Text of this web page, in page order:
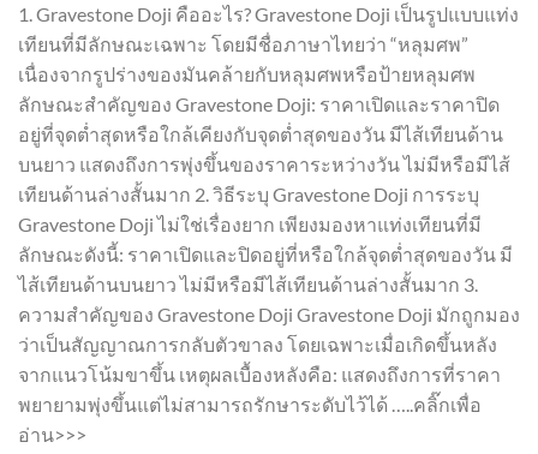
1. Gravestone Doji คืออะไร? Gravestone Doji เป็นรูปแบบแท่ง
เทียนที่มีลักษณะเฉพาะ โดยมีชื่อภาษาไทยว่า “หลุมศพ”
เนื่องจากรูปร่างของมันคล้ายกับหลุมศพหรือป้ายหลุมศพ
ลักษณะสำคัญของ Gravestone Doji: ราคาเปิดและราคาปิด
อยู่ที่จุดต่ำสุดหรือใกล้เคียงกับจุดต่ำสุดของวัน มีไส้เทียนด้าน
บนยาว แสดงถึงการพุ่งขึ้นของราคาระหว่างวัน ไม่มีหรือมีไส้
เทียนด้านล่างสั้นมาก 2. วิธีระบุ Gravestone Doji การระบุ
Gravestone Doji ไม่ใช่เรื่องยาก เพียงมองหาแท่งเทียนที่มี
ลักษณะดังนี้: ราคาเปิดและปิดอยู่ที่หรือใกล้จุดต่ำสุดของวัน มี
ไส้เทียนด้านบนยาว ไม่มีหรือมีไส้เทียนด้านล่างสั้นมาก 3.
ความสำคัญของ Gravestone Doji Gravestone Doji มักถูกมอง
ว่าเป็นสัญญาณการกลับตัวขาลง โดยเฉพาะเมื่อเกิดขึ้นหลัง
จากแนวโน้มขาขึ้น เหตุผลเบื้องหลังคือ: แสดงถึงการที่ราคา
พยายามพุ่งขึ้นแต่ไม่สามารถรักษาระดับไว้ได้ …..คลิ๊กเพื่อ
อ่าน>>>